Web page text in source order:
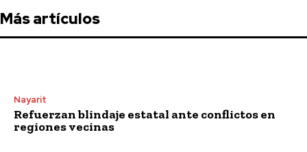
Más artículos
Nayarit
Refuerzan blindaje estatal ante conflictos en
regiones vecinas